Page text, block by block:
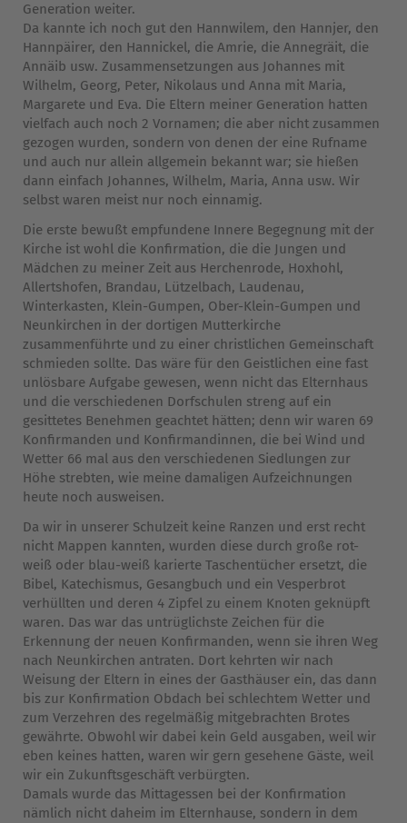
Generation weiter.
Da kannte ich noch gut den Hannwilem, den Hannjer, den
Hannpäirer, den Hannickel, die Amrie, die Annegräit, die
Annäib usw. Zusammensetzungen aus Johannes mit
Wilhelm, Georg, Peter, Nikolaus und Anna mit Maria,
Margarete und Eva. Die Eltern meiner Generation hatten
vielfach auch noch 2 Vornamen; die aber nicht zusammen
gezogen wurden, sondern von denen der eine Rufname
und auch nur allein allgemein bekannt war; sie hießen
dann einfach Johannes, Wilhelm, Maria, Anna usw. Wir
selbst waren meist nur noch einnamig.
Die erste bewußt empfundene Innere Begegnung mit der
Kirche ist wohl die Konfirmation, die die Jungen und
Mädchen zu meiner Zeit aus Herchenrode, Hoxhohl,
Allertshofen, Brandau, Lützelbach, Laudenau,
Winterkasten, Klein-Gumpen, Ober-Klein-Gumpen und
Neunkirchen in der dortigen Mutterkirche
zusammenführte und zu einer christlichen Gemeinschaft
schmieden sollte. Das wäre für den Geistlichen eine fast
unlösbare Aufgabe gewesen, wenn nicht das Elternhaus
und die verschiedenen Dorfschulen streng auf ein
gesittetes Benehmen geachtet hätten; denn wir waren 69
Konfirmanden und Konfirmandinnen, die bei Wind und
Wetter 66 mal aus den verschiedenen Siedlungen zur
Höhe strebten, wie meine damaligen Aufzeichnungen
heute noch ausweisen.
Da wir in unserer Schulzeit keine Ranzen und erst recht
nicht Mappen kannten, wurden diese durch große rot-
weiß oder blau-weiß karierte Taschentücher ersetzt, die
Bibel, Katechismus, Gesangbuch und ein Vesperbrot
verhüllten und deren 4 Zipfel zu einem Knoten geknüpft
waren. Das war das untrüglichste Zeichen für die
Erkennung der neuen Konfirmanden, wenn sie ihren Weg
nach Neunkirchen antraten. Dort kehrten wir nach
Weisung der Eltern in eines der Gasthäuser ein, das dann
bis zur Konfirmation Obdach bei schlechtem Wetter und
zum Verzehren des regelmäßig mitgebrachten Brotes
gewährte. Obwohl wir dabei kein Geld ausgaben, weil wir
eben keines hatten, waren wir gern gesehene Gäste, weil
wir ein Zukunftsgeschäft verbürgten.
Damals wurde das Mittagessen bei der Konfirmation
nämlich nicht daheim im Elternhause, sondern in dem